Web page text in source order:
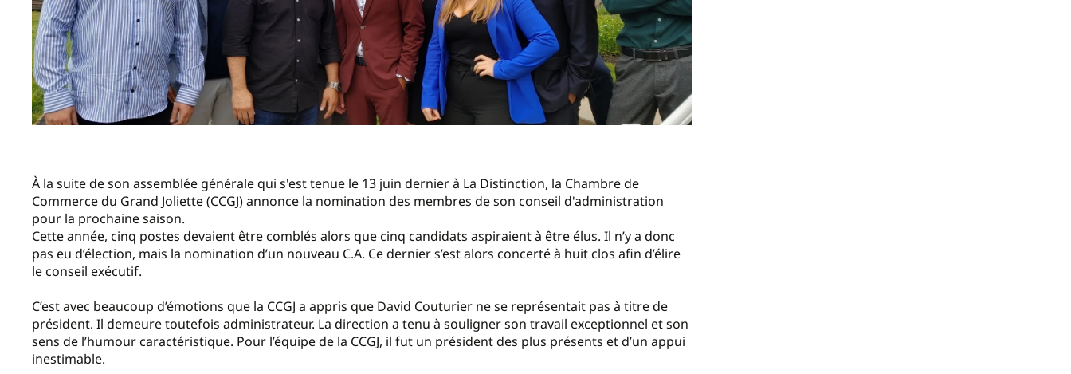
À la suite de son assemblée générale qui s'est tenue le 13 juin dernier à La Distinction, la Chambre de
Commerce du Grand Joliette (CCGJ) annonce la nomination des membres de son conseil d'administration
pour la prochaine saison.
Cette année, cinq postes devaient être comblés alors que cinq candidats aspiraient à être élus. Il n’y a donc
pas eu d’élection, mais la nomination d’un nouveau C.A. Ce dernier s’est alors concerté à huit clos afin d’élire
le conseil exécutif.
C’est avec beaucoup d’émotions que la CCGJ a appris que David Couturier ne se représentait pas à titre de
président. Il demeure toutefois administrateur. La direction a tenu à souligner son travail exceptionnel et son
sens de l’humour caractéristique. Pour l’équipe de la CCGJ, il fut un président des plus présents et d’un appui
inestimable.